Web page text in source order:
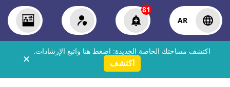
AR
81
اكتشف مساحتك الخاصة الجديدة: اضغط هنا واتبع الإرشادات.
اكتشف ✕